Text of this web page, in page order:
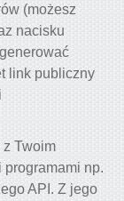
(możesz
nacisku
link publiczny
Twoim
np.
API. Z jego